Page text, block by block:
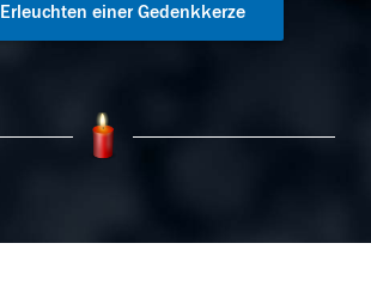
Erleuchten einer Gedenkkerze